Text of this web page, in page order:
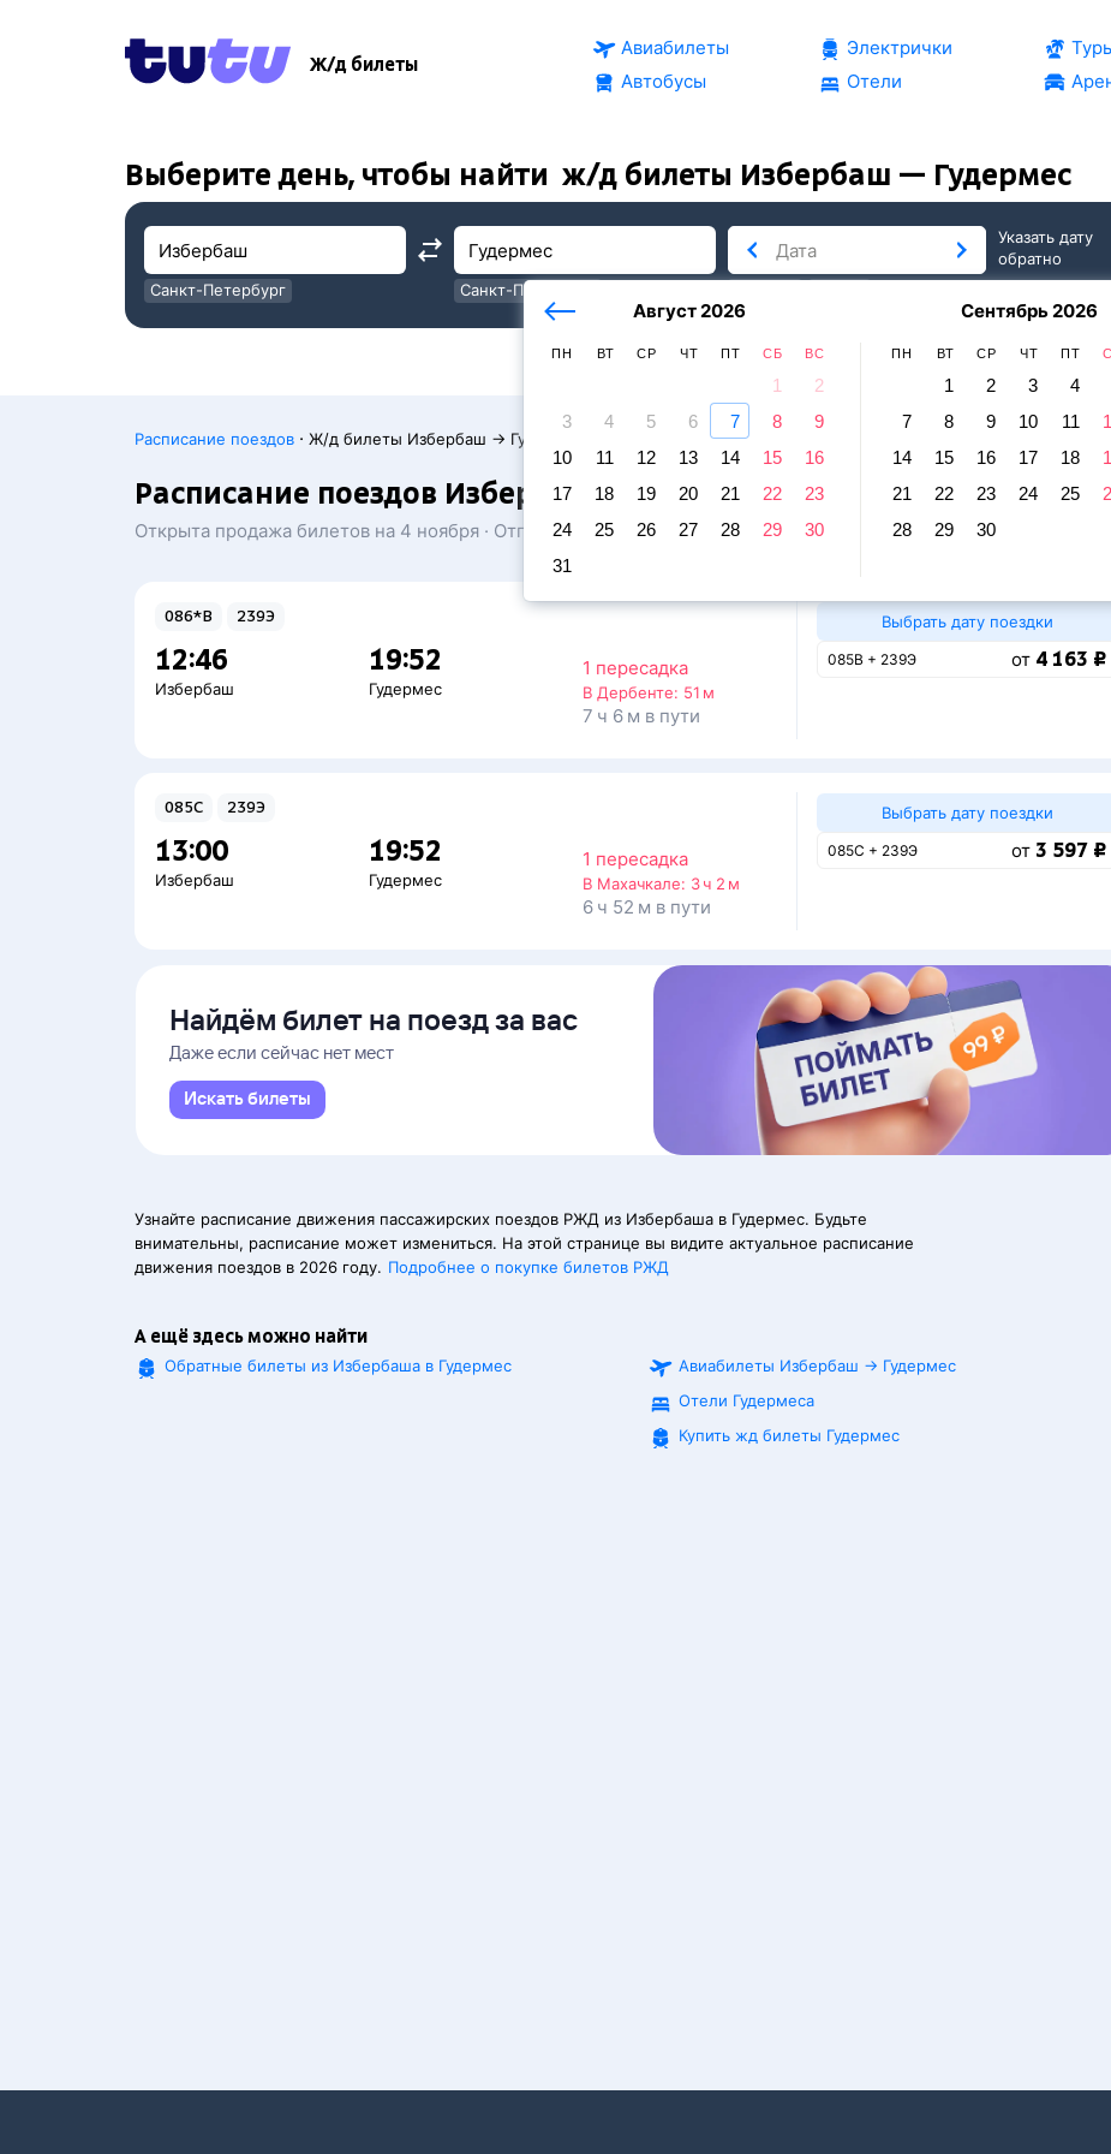
Ж/д билеты
Авиабилеты
Автобусы
Электрички
Отели
Выберите день, чтобы найти ж/д билеты Избербаш — Гудермес
Санкт-Петербург
Санкт-Петербург
Август 2026
ПН ВТ СР ЧТ ПТ СБ ВС
1
2
3
4 5 6 7 8
9
10
11 12 13 14 15
16
17
18 19 20 21 22
23
24
25 26 27 28 29
30
31
Сентябрь 2026
ПН ВТ СР ЧТ ПТ
1 2 3 4
7
8 9 10 11
14
15 16 17 18
21
22 23 24 25
28
29 30
послезавтра
Указать дату
обратно
Расписание поездов · Ж/д билеты Избербаш → Гудермес
Расписание поездов Избербаш — Гудермес
Открыта продажа билетов на 4 ноября · Отправление и прибытие по местному времени. Цены за 1 пассажира
086*В 239Э
12:46
Избербаш
19:52
Гудермес
1 пересадка
В Дербенте: 51 м
7 ч 6 м в пути
Выбрать дату поездки
085В + 239Э от 4 163 ₽
085С 239Э
13:00
Избербаш
19:52
Гудермес
1 пересадка
В Махачкале: 3 ч 2 м
6 ч 52 м в пути
Выбрать дату поездки
085С + 239Э от 3 597 ₽
Найдём билет на поезд за вас
Даже если сейчас нет мест
Искать билеты
Узнайте расписание движения пассажирских поездов РЖД из Избербаша в Гудермес. Будьте
внимательны, расписание может измениться. На этой странице вы видите актуальное расписание
движения поездов в 2026 году. Подробнее о покупке билетов РЖД
А ещё здесь можно найти
Обратные билеты из Избербаша в Гудермес Авиабилеты Избербаш → Гудермес
Отели Гудермеса
Купить жд билеты Гудермес